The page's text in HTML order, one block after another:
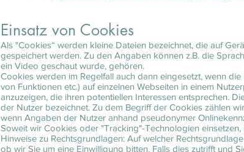
Einsatz von Cookies
Als "Cookies“ werden kleine Dateien bezeichnet, die auf
gespeichert werden. Zu den Angaben können z.B. die
ein Video geschaut wurde, gehören.
Cookies werden im Regelfall auch dann eingesetzt, wenn
von Funktionen etc.) auf einzelnen Webseiten in einem
anzuzeigen, die ihren potentiellen Interessen entsprechen.
der Nutzer bezeichnet. Zu dem Begriff der Cookies zählen
wenn Angaben der Nutzer anhand pseudonymer
Soweit wir Cookies oder "Tracking"-Technologien
Hinweise zu Rechtsgrundlagen: Auf welcher
ob wir Sie um eine Einwilligung bitten. Falls dies zutrifft und